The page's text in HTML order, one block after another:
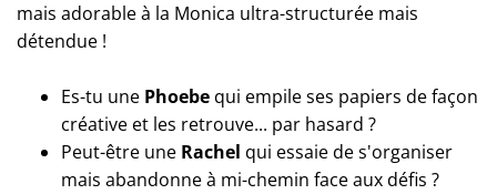
mais adorable à la Monica ultra-structurée mais
détendue !
Es-tu une Phoebe qui empile ses papiers de façon
créative et les retrouve... par hasard ?
Peut-être une Rachel qui essaie de s'organiser
mais abandonne à mi-chemin face aux défis ?